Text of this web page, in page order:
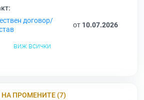
договор/
от 10.07.2026
виж всички
ПРОМЕНИТЕ (7)